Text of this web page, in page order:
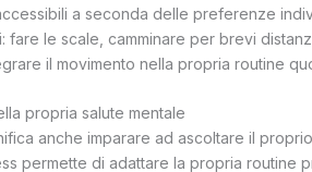
a seconda delle preferenze
fare le scale, camminare per brevi
il movimento nella propria routine
propria salute mentale
anche imparare ad ascoltare il
permette di adattare la propria routine